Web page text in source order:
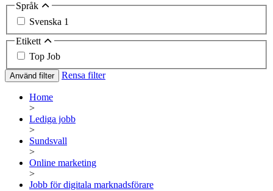
Språk
Svenska 1
Etikett
Top Job
Använd filter Rensa filter
Home
>
Lediga jobb
>
Sundsvall
>
Online marketing
>
Jobb för digitala marknadsförare